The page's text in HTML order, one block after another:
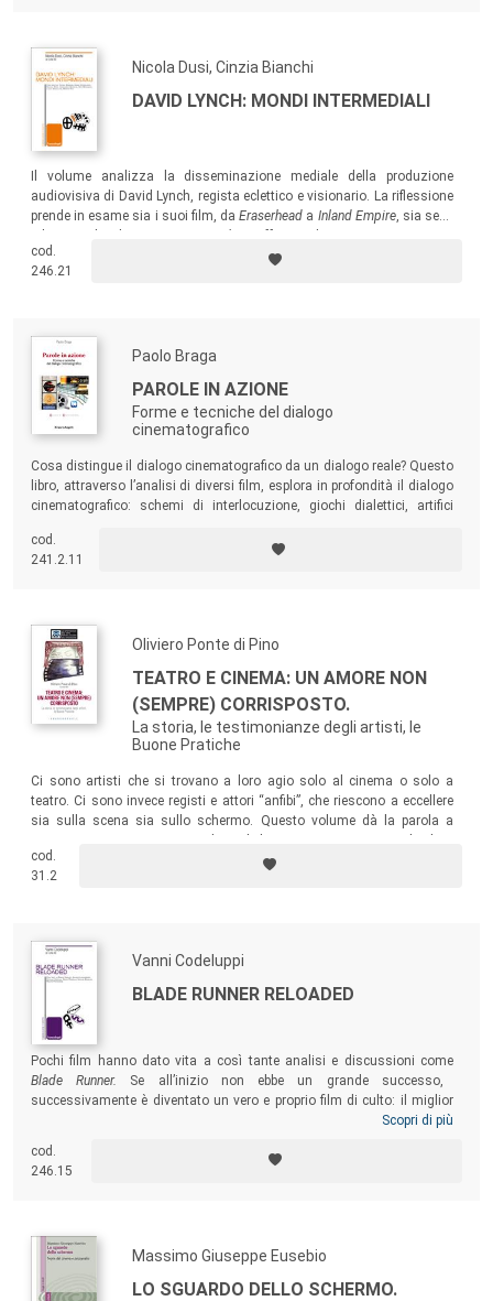
Nicola Dusi, Cinzia Bianchi
DAVID LYNCH: MONDI INTERMEDIALI
Il volume analizza la disseminazione mediale della produzione
audiovisiva di David Lynch, regista eclettico e visionario. La riflessione
prende in esame sia i suoi film, daEraserhead a Inland Empire, sia serie
come l’identità, il ruolo del sonoro, la relazione con la pittura e le altre
arti.
cod.
246.21
Paolo Braga
PAROLE IN AZIONE
Forme e tecniche del dialogo
cinematografico
Cosa distingue il dialogo cinematografico da un dialogo reale? Questo
libro, attraverso l’analisi di diversi film, esplora in profondità il dialogo
cinematografico: schemi di interlocuzione, giochi dialettici, artifici
di naturalezza costruita con cura.
cod.
241.2.11
Oliviero Ponte di Pino
TEATRO E CINEMA: UN AMORE NON
(SEMPRE) CORRISPOSTO.
La storia, le testimonianze degli artisti, le
Buone Pratiche
Ci sono artisti che si trovano a loro agio solo al cinema o solo a
teatro. Ci sono invece registi e attori “anfibi”, che riescono a eccellere
sia sulla scena sia sullo schermo. Questo volume dà la parola a
progettualità, per rubare qualche segreto del mestiere e ricostruire
meglio, anche dal punto di vista storico, il rapporto tra arti così vicine e
cod.
31.2
Vanni Codeluppi
BLADE RUNNER RELOADED
Pochi film hanno dato vita a così tante analisi e discussioni come
Blade Runner. Se all’inizio non ebbe un grande successo,
successivamente è diventato un vero e proprio film di culto: il miglior
film di fantascienza di tutti i tempi! Oggi, con l’occasione del lancio del
ciò che negli anni ha saputo suscitare. Un modo per riflettere sul suo
successo e comprendere le ragioni della sua influenza sulla cultura
Scopri di più
cod.
246.15
Massimo Giuseppe Eusebio
LO SGUARDO DELLO SCHERMO.